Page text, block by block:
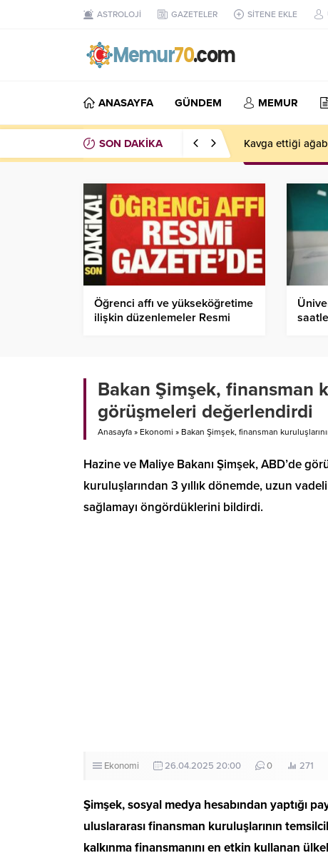
ASTROLOJİ GAZETELER SİTENE EKLE
ANASAYFA GÜNDEM MEMUR
SON DAKİKA Kavga ettiği
Öğrenci affı ve yükseköğretime
ilişkin düzenlemeler Resmi
Bakan Şimşek, finansman
görüşmeleri değerlendirdi
Anasayfa » Ekonomi » Bakan Şimşek, finansman
Hazine ve Maliye Bakanı Şimşek, ABD’de
kuruluşlarından 3 yıllık dönemde, uzun
sağlamayı öngördüklerini bildirdi.
Ekonomi 26.04.2025 20:00 0 271
Şimşek, sosyal medya hesabından yaptığı
uluslararası finansman kuruluşlarının
kalkınma finansmanını en etkin kullanan